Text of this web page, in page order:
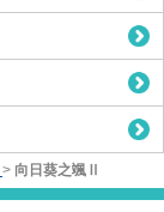
> 向日葵之颯Ⅱ